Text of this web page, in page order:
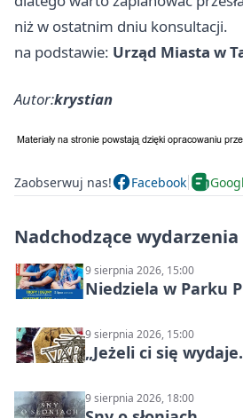
niż w ostatnim dniu konsultacji.
na podstawie: Urząd Miasta w
Autor:krystian
Zaobserwuj nas! Facebook
Nadchodzące wydarzenia
9 sierpnia 2026, 15:00
Niedziela w Parku
9 sierpnia 2026, 15:00
„Jeżeli ci się
9 sierpnia 2026, 18:00